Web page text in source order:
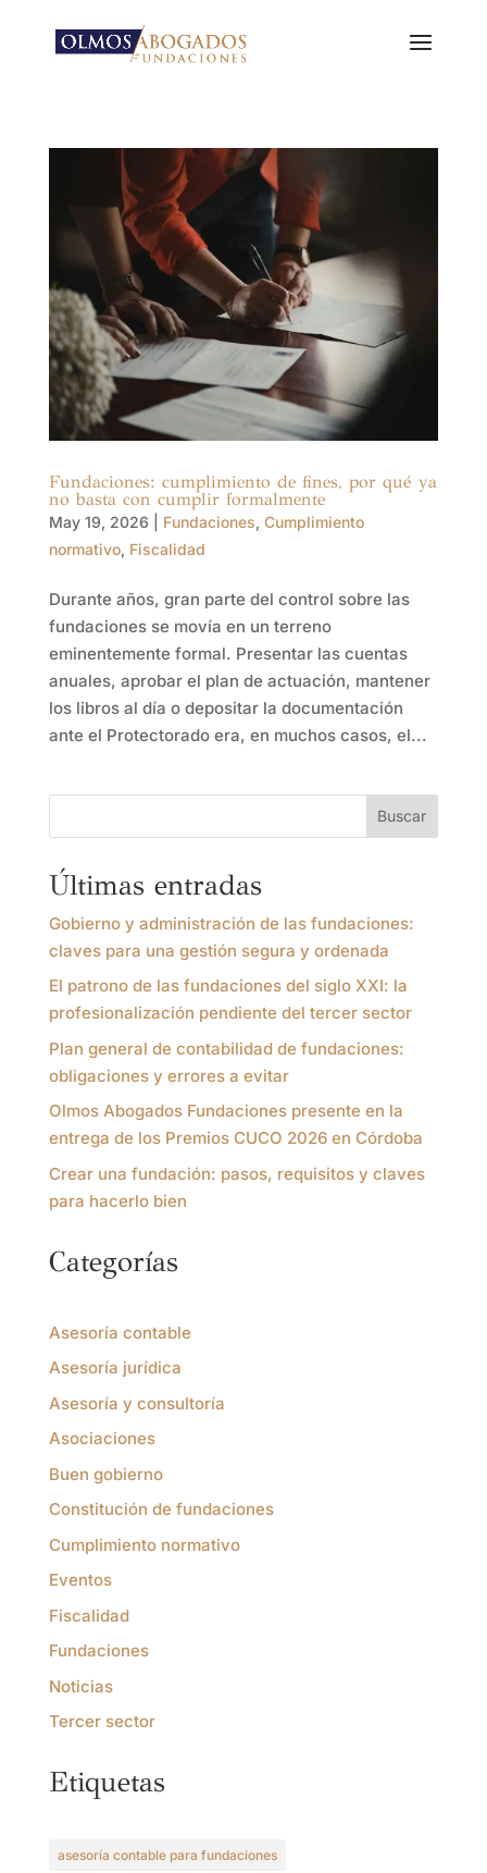
Fundaciones: cumplimiento de fines, por qué ya
no basta con cumplir formalmente
May 19, 2026 Fundaciones, Cumplimiento
normativo, Fiscalidad
Durante años, gran parte del control sobre las
fundaciones se movía en un terreno
eminentemente formal. Presentar las cuentas
anuales, aprobar el plan de actuación, mantener
los libros al día o depositar la documentación
ante el Protectorado era, en muchos casos, el...
Buscar
Últimas entradas
Gobierno y administración de las fundaciones:
claves para una gestión segura y ordenada
El patrono de las fundaciones del siglo XXI: la
profesionalización pendiente del tercer sector
Plan general de contabilidad de fundaciones:
obligaciones y errores a evitar
Olmos Abogados Fundaciones presente en la
entrega de los Premios CUCO 2026 en Córdoba
Crear una fundación: pasos, requisitos y claves
para hacerlo bien
Categorías
Asesoría contable
Asesoría jurídica
Asesoría y consultoría
Asociaciones
Buen gobierno
Constitución de fundaciones
Cumplimiento normativo
Eventos
Fiscalidad
Fundaciones
Noticias
Tercer sector
Etiquetas
asesoría contable para fundaciones